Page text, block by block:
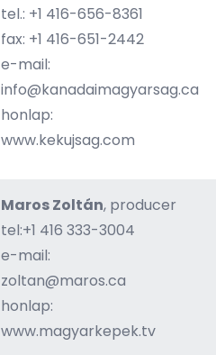
tel.: +1 416-656-8361
fax: +1 416-651-2442
e-mail:
info@kanadaimagyarsag.ca
honlap:
www.kekujsag.com
Maros Zoltán, producer
tel:+1 416 333-3004​​
e-mail:
zoltan@maros.ca
honlap:
www.magyarkepek.tv